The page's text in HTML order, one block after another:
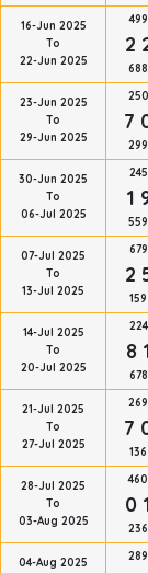
16-Jun 2025
To
22-Jun 2025
499
2
688
23-Jun 2025
To
29-Jun 2025
250
7
299
30-Jun 2025
To
06-Jul 2025
245
1
559
07-Jul 2025
To
13-Jul 2025
679
2
159
14-Jul 2025
To
20-Jul 2025
224
8
678
21-Jul 2025
To
27-Jul 2025
269
7
136
28-Jul 2025
To
03-Aug 2025
460
0
236
04-Aug 2025
289